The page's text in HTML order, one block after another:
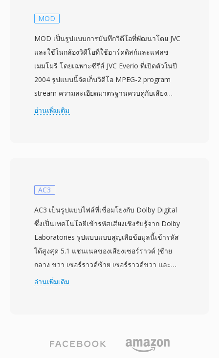
MOD
MOD เป็นรูปแบบการบันทึกวิดีโอที่พัฒนาโดย JVC
และใช้ในกล้องวิดีโอที่ใช้ฮาร์ดดิสก์และแฟลช
เมมโมรี โดยเฉพาะซีรีส์ JVC Everio ที่เปิดตัวในปี
2004 รูปแบบนี้จัดเก็บวิดีโอ MPEG-2 program
stream ความละเอียดมาตรฐานควบคู่กับเสียง
MPEG-1 Layer II หรือ Dolby Digital สร้างไฟล์ที่มี
เป็นสะพานเชื่อมระหว่างการบันทึกแบบเทป DV
ใช้สามารถบันทึกลงสื่อจัดเก็บแบบถอดได้โดยตรง
เพื่อเข้าถึงจากคอมพิวเตอร์ได้ทันทีโดยไม่ต้องรอการ
capture จากเทป รูปแบบนี้บันทึกที่ความละเอียด
มาตรฐาน 720x480 (NTSC) หรือ 720x576 (PAL)
บริโภค ไฟล์ MOD ถูกจัดระเบียบพร้อมเมตาดาต้า
ในกล้องวิดีโอผู้บริโภคบางรุ่นด้วย ขยายการเข้าถึง
ออกไปนอกเหนือจากผลิตภัณฑ์ JVC แม้ว่าการ
อ่านเพิ่มเติม
AC3
AC3 เป็นรูปแบบไฟล์ที่เชื่อมโยงกับ Dolby Digital
ซึ่งเป็นเทคโนโลยีเข้ารหัสเสียงเชิงรับรู้จาก Dolby
Laboratories รูปแบบแบบสูญเสียข้อมูลนี้เข้ารหัส
ได้สูงสุด 5.1 แชนเนลของเสียงเซอร์ราวด์ (ซ้าย
กลาง ขวา เซอร์ราวด์ซ้าย เซอร์ราวด์ขวา และ
LFE) ลงในบิตสตรีมที่มีอัตราโดยทั่วไประหว่าง 192
คุณภาพอย่างเห็นได้ชัด AC3 กลายเป็นมาตรฐาน
อ่านเพิ่มเติม